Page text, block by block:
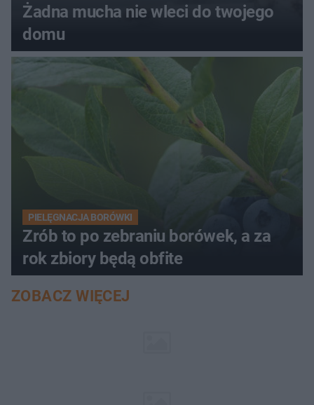
Żadna mucha nie wleci do twojego
domu
PIELĘGNACJA BORÓWKI
Zrób to po zebraniu borówek, a za
rok zbiory będą obfite
ZOBACZ WIĘCEJ